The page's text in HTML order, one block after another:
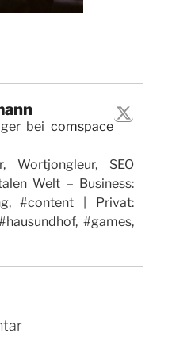
bei comspace
Wortjongleur, SEO
Welt – Business:
#content | Privat:
#games,